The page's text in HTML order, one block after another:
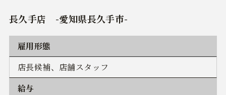
長久手店 -愛知県長久手市-
雇用形態
店長候補、店舗スタッフ
給与